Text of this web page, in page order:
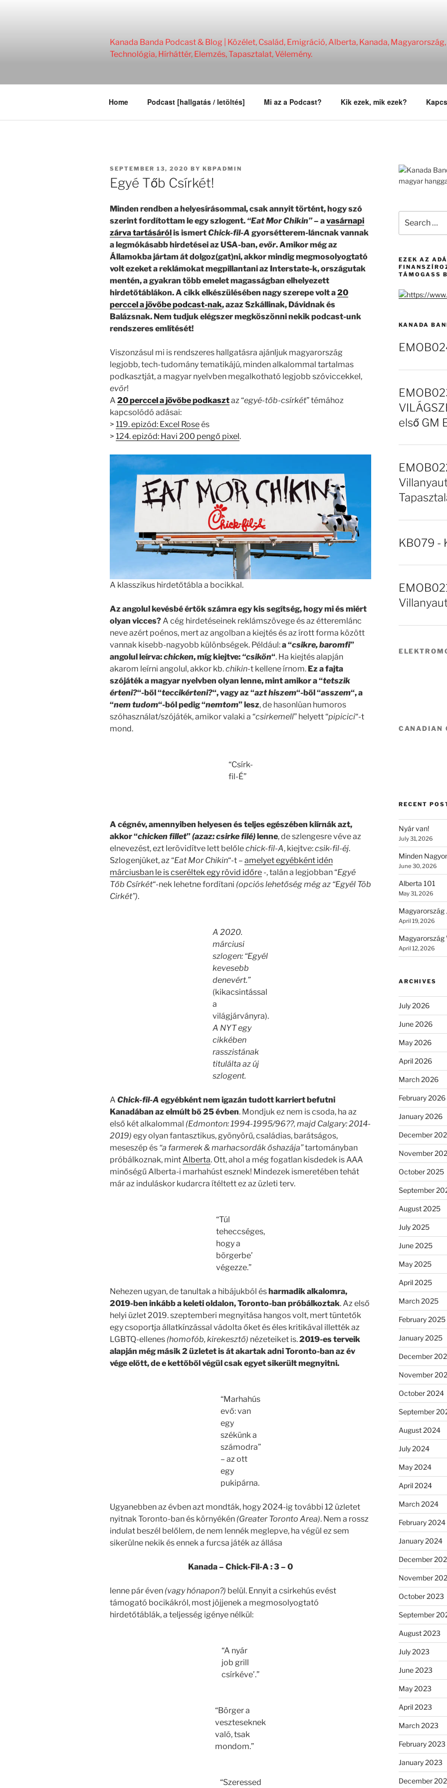
Kanada Banda Podcast & Blog | Közélet, Család, Emigráció, Alberta, Kanada,
Technológia, Hírháttér, Elemzés, Tapasztalat, Vélemény.
Home Podcast [hallgatás / letöltés] Mi az a Podcast? Kik ezek, mik ezek?
POSTED
SEPTEMBER 13, 2020 BY KBPADMIN
Egyé Tőb Csírkét!
Minden rendben a helyesírásommal, csak annyit történt, hogy szó
szerint fordítottam le egy szlogent. “Eat Mor Chikin”– avasárnapi
zárva tartásárólis ismertChick-fil-A gyorsétterem-láncnak vannak
a legmókásabb hirdetései az USA-ban,evör. Amikor még az
Államokba jártam át dolgoz(gat)ni, akkor mindig megmosolyogtató
volt ezeket a reklámokat megpillantani az Interstate-k, országutak
mentén, a gyakran több emelet magasságban elhelyezett
hirdetőtáblákon.A cikk elkészülésében nagy szerepe volt a20
perccel a jövőbe podcast-nak, azaz Szkállinak, Dávidnak és
Balázsnak. Nem tudjuk elégszer megköszönni nekik podcast-unk
rendszeres említését!
Viszonzásul mi is rendszeres hallgatásra ajánljuk magyarország
legjobb, tech-tudomány tematikájú, minden alkalommal tartalmas
podkasztját, a magyar nyelvben megalkotható legjobb szóviccekkel,
evör!
A 20 perccel a jövőbe podkasztaz “egyé-tőb-csírkét” témához
kapcsolódó adásai:
> 119. epizód: Excel Roseés
> 124. epizód: Havi 200 pengő pixel.
A klasszikus hirdetőtábla a bocikkal.
Az angolul kevésbé értők számra egy kis segítség, hogy mi és miért
olyan vicces?A cég hirdetéseinek reklámszövege és az étteremlánc
neve azért poénos, mert az angolban a kiejtés és az írott forma között
vannak kisebb-nagyobb különbségek. Például:a “csikre, baromfi”
angolul leírva:chicken, míg kiejtve: “csikön“. Ha kiejtés alapján
akarom leírni angolul, akkor kb.chikin-t kellene írnom. Ez a fajta
szójáték a magyar nyelvben olyan lenne, mint amikor a “tetszik
érteni?“-ből “teccikérteni?“, vagy az “azt hiszem“-ből “asszem“, a
“nem tudom“-ból pedig “nemtom” lesz, de hasonlüan humoros
szóhasználat/szójáték, amikor valaki a “csirkemell” helyett “pipicici“-t
mond.
“Csírk-
fil-É”
A cégnév, amennyiben helyesen és teljes egészében kiírnák azt,
akkor “chicken fillet”(azaz: csirke filé)lenne, de szlengesre véve az
elnevezést, ezt lerövidítve lett belőlechick-fil-A, kiejtve:csik-fil-éj.
Szlogenjüket, az “Eat Mor Chikin“-t – amelyet egyébként idén
márciusban le is cseréltek egy rövid időre -, talán a legjobban “Egyé
Tőb Csírkét“-nek lehetne fordítani (opciós lehetőség még az “Egyél Töb
Cirkét”).
A 2020.
márciusi
szlogen: “Egyél
kevesebb
denevért.”
(kikacsintással
a
világjárványra).
A NYT egy
cikkében
rasszistának
titulálta az új
szlogent.
A Chick-fil-A egyébként nem igazán tudott karriert befutni
Kanadában az elmúlt bő 25 évben. Mondjuk ez nem is csoda, ha az
első két alkalommal (Edmonton: 1994-1995/96??, majd Calgary: 2014-
2019) egy olyan fantasztikus, gyönyörű, családias, barátságos,
meseszép és “a farmerek & marhacsordák őshazája”tartományban
próbálkoznak, mintAlberta. Ott, ahol a még fogatlan kisdedek is AAA
minőségű Alberta-i marhahúst esznek! Mindezek ismeretében tehát
már az induláskor kudarcra ítéltett ez az üzleti terv.
“Túl
teheccséges,
hogy a
börgerbe’
végezze.”
Nehezen ugyan, de tanultak a hibájukból ésharmadik alkalomra,
2019-ben inkább a keleti oldalon, Toronto-ban próbálkoztak. Az első
helyi üzlet 2019. szeptemberi megnyitása hangos volt, mert tüntetők
egy csoportja állatkínzással vádolta őket és éles kritikával illették az
LGBTQ-ellenes (homofób, kirekesztő) nézeteiket is.2019-es terveik
alapján még másik 2 üzletet is át akartak adni Toronto-ban az év
vége előtt, de e kettőből végül csak egyet sikerült megnyitni.
“Marhahús
evő: van
egy
székünk a
számodra”
– az ott
egy
pukipárna.
Ugyanebben az évben azt mondták, hogy 2024-ig további 12 üzletet
nyitnak Toronto-ban és környékén (Greater Toronto Area). Nem a rossz
indulat beszél belőlem, de nem lennék meglepve, ha végül ez sem
sikerülne nekik és ennek a furcsa játék az állása
Kanada – Chick-Fil-A : 3 – 0
lenne pár éven (vagy hónapon?) belül. Ennyit a csirkehús evést
támogató bocikákról, most jöjjenek a megmosolyogtató
hirdetőtáblák, a teljesség igénye nélkül:
“A nyár
job grill
csírkéve’.”
“Börger a
veszteseknek
való, tsak
mondom.”
“Szeressed
for:
EZEK AZ
TÁMOGASS
KANADA
első GM
KB079 -
CANADIAN
RECENT
Nyár van!
July 31, 2026
Minden
June 30, 2026
Alberta 101
May 31, 2026
April 19, 2026
April 12, 2026
ARCHIVES
July 2026
June 2026
May 2026
April 2026
March 2026
February 2026
January 2026
December
November
October 2025
September
August 2025
July 2025
June 2025
May 2025
April 2025
March 2025
February 2025
January 2025
December
November
October 2024
September
August 2024
July 2024
May 2024
April 2024
March 2024
February 2024
January 2024
December
November
October 2023
September
August 2023
July 2023
June 2023
May 2023
April 2023
March 2023
February 2023
January 2023
December